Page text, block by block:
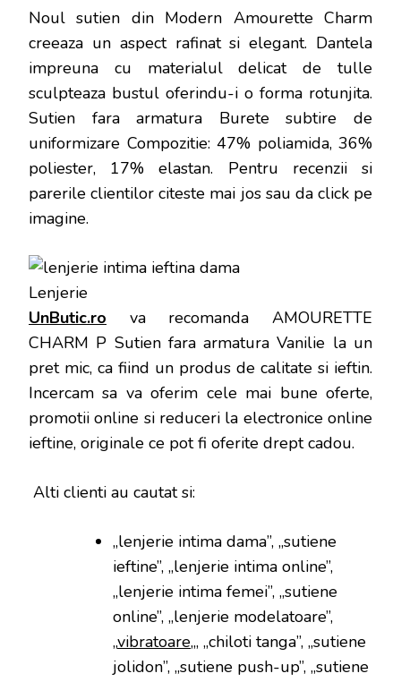
Noul sutien din Modern Amourette Charm
creeaza un aspect rafinat si elegant. Dantela
impreuna cu materialul delicat de tulle
sculpteaza bustul oferindu-i o forma rotunjita.
Sutien fara armatura Burete subtire de
uniformizare Compozitie: 47% poliamida, 36%
poliester, 17% elastan. Pentru recenzii si
parerile clientilor citeste mai jos sau da click pe
imagine.
UnButic.ro va recomanda AMOURETTE
CHARM P Sutien fara armatura Vanilie la un
pret mic, ca fiind un produs de calitate si ieftin.
Incercam sa va oferim cele mai bune oferte,
promotii online si reduceri la electronice online
ieftine, originale ce pot fi oferite drept cadou.
Alti clienti au cautat si:
„lenjerie intima dama”, „sutiene
ieftine”, „lenjerie intima online”,
„lenjerie intima femei”, „sutiene
online”, „lenjerie modelatoare”,
„vibratoare„, „chiloti tanga”, „sutiene
jolidon”, „sutiene push-up”, „sutiene